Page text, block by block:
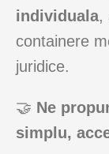
individuala,
containere
juridice.
🤝 Ne
simplu,